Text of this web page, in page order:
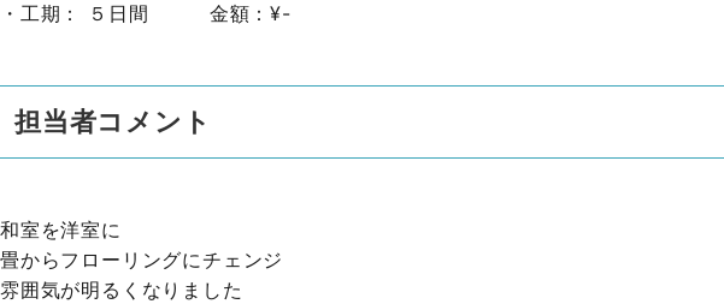
・工期： ５日間 金額：¥-
担当者コメント
和室を洋室に
畳からフローリングにチェンジ
雰囲気が明るくなりました